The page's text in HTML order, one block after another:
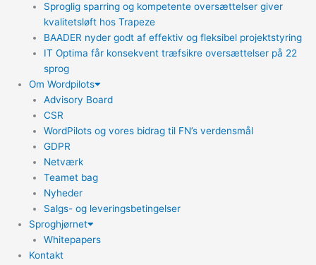
Sproglig sparring og kompetente oversættelser giver
kvalitetsløft hos Trapeze
BAADER nyder godt af effektiv og fleksibel projektstyring
IT Optima får konsekvent træfsikre oversættelser på 22
sprog
Om Wordpilots
Advisory Board
CSR
WordPilots og vores bidrag til FN’s verdensmål
GDPR
Netværk
Teamet bag
Nyheder
Salgs- og leveringsbetingelser
Sproghjørnet
Whitepapers
Kontakt